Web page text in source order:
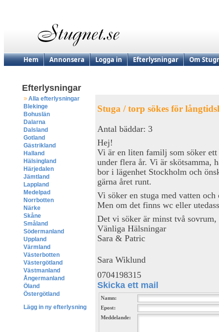
Hem Annonsera Logga in Efterlysningar Om
Efterlysningar
Alla efterlysningar
Blekinge
Bohuslän
Dalarna
Dalsland
Gotland
Gästrikland
Halland
Hälsingland
Härjedalen
Jämtland
Lappland
Medelpad
Norrbotten
Närke
Skåne
Småland
Södermanland
Uppland
Värmland
Västerbotten
Västergötland
Västmanland
Ångermanland
Öland
Östergötland
Lägg in ny efterlysning
Stuga / torp sökes för
Antal bäddar: 3
Hej!
Vi är en liten familj som söker
under flera år. Vi är skötsamma,
bor i lägenhet Stockholm och
gärna året runt.
Vi söker en stuga med vatten
Men om det finns wc eller
Det vi söker är minst två
Vänliga Hälsningar
Sara & Patric
Sara Wiklund
0704198315
Skicka ett mail
Namn:
Epost:
Meddelande: